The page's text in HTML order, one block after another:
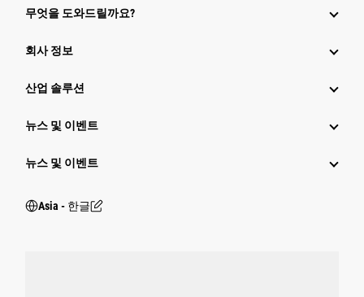
무엇을 도와드릴까요?
회사 정보
산업 솔루션
뉴스 및 이벤트
뉴스 및 이벤트
Asia - 한글